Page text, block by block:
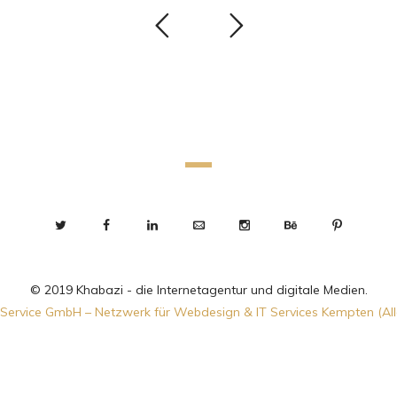
© 2019 Khabazi - die Internetagentur und digitale Medien.
Service GmbH – Netzwerk für Webdesign & IT Services Kempten